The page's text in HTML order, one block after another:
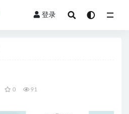
登录
0 91